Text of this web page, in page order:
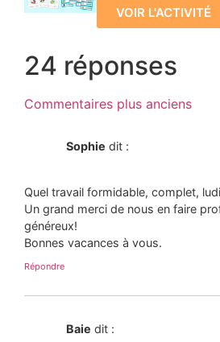
VOIR L'ACTIVITÉ
24 réponses
Commentaires plus anciens
Sophie dit :
Quel travail formidable, complet,
Un grand merci de nous en faire
généreux!
Bonnes vacances à vous.
Répondre
Baie dit :